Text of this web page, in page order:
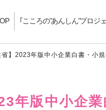
｢こころの"あんしん"プロジ
省】2023年版中小企業白書・小
年版中小企